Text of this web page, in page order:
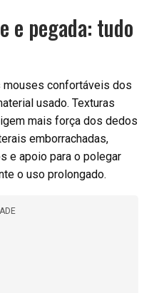
e pegada: tudo
confortáveis dos
usado. Texturas
mais força dos dedos
emborrachadas,
e apoio para o polegar
o uso prolongado.